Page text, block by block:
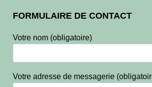
FORMULAIRE DE CONTACT
Votre nom (obligatoire)
Votre adresse de messagerie